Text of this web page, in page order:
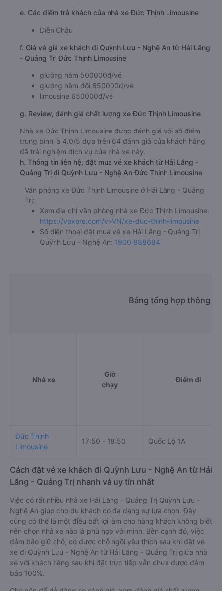
e. Các điểm trả khách của nhà xe Đức Thịnh Limousine
Diễn Châu
f. Giá vé giá xe khách đi Quỳnh Lưu - Nghệ An từ Hải Lăng
- Quảng Trị Đức Thịnh Limousine
giường nằm 500000đ/vé
giường nằm đôi 650000đ/vé
limousine 650000đ/vé
g. Review, đánh giá chất lượng xe Đức Thịnh Limousine
Nhà xe Đức Thịnh Limousine được đánh giá với số điểm
trung bình là 4.0/5 dựa trên 64 đánh giá của khách hàng
đã trải nghiệm dịch vụ của nhà xe này.
h. Thông tin liên hệ, đặt mua vé xe khách từ Hải Lăng -
Quảng Trị đi Quỳnh Lưu - Nghệ An Đức Thịnh Limousine
Văn phòng xe Đức Thịnh Limousine ở Hải Lăng - Quảng
Trị:
Xem địa chỉ văn phòng nhà xe Đức Thịnh Limousine:
https://vexere.com/vi-VN/xe-duc-thinh-limousine
Số điện thoại đặt mua vé xe Hải Lăng - Quảng Trị
Quỳnh Lưu - Nghệ An: 1900 888684
Bảng tổng hợp thông
Nhà xe
Giờ
chạy
Điểm đi
Đức Thịnh
Limousine
17:50 - 18:50 Quốc Lộ 1A
Cách đặt vé xe khách đi Quỳnh Lưu - Nghệ An từ Hải
Lăng - Quảng Trị nhanh và uy tín nhất
Việc có rất nhiều nhà xe Hải Lăng - Quảng Trị Quỳnh Lưu -
Nghệ An giúp cho du khách có đa dạng sự lựa chọn. Đây
cũng có thể là một điều bất lợi làm cho hàng khách không biết
nên chọn nhà xe nào là phù hợp với mình. Bên cạnh đó, việc
đảm bảo giữ chỗ, có được chỗ ngồi yêu thích sau khi đặt vé
xe đi Quỳnh Lưu - Nghệ An từ Hải Lăng - Quảng Trị giữa nhà
xe với khách hàng sau khi đặt trực tiếp vẫn chưa được đảm
bảo 100%.